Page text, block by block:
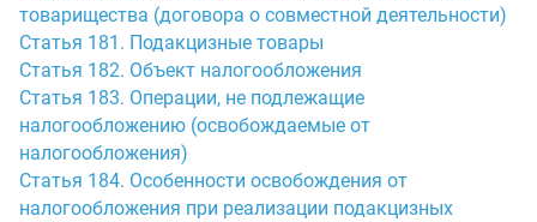
товарищества (договора о совместной деятельности)
Статья 181. Подакцизные товары
Статья 182. Объект налогообложения
Статья 183. Операции, не подлежащие
налогообложению (освобождаемые от
налогообложения)
Статья 184. Особенности освобождения от
налогообложения при реализации подакцизных